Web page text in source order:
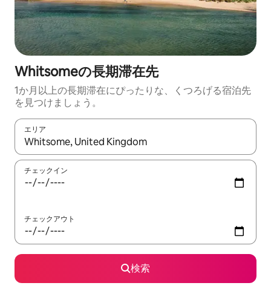
Whitsomeの長期滞在先
1か月以上の長期滞在にぴったりな、くつろげる宿泊先
を見つけましょう。
エリア
検索結果が表示されたら、上下の矢印キーを使って移動するか
チェックイン
チェックアウト
検索